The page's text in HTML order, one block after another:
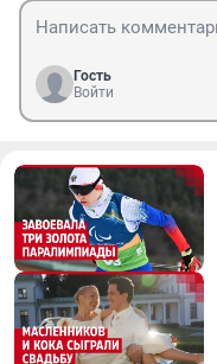
Гость
Войти